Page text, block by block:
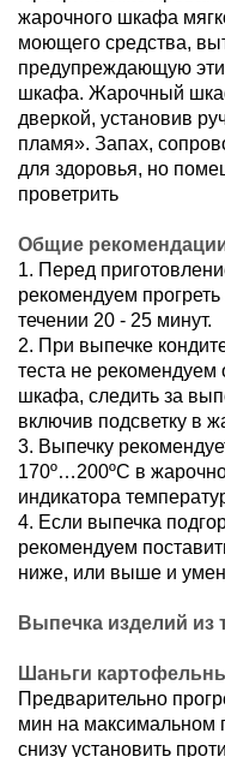
жарочного шкафа
моющего средства,
предупреждающую
шкафа. Жарочный
дверкой, установив
пламя». Запах,
для здоровья, но
проветрить
Общие
1. Перед
рекомендуем
течении 20 - 25 минут.
2. При выпечке
теста не рекомендуем
шкафа, следить за
включив подсветку в
3. Выпечку
170º…200ºС в
индикатора
4. Если выпечка
рекомендуем
ниже, или выше и
Выпечка изделий из
Шаньги
Предварительно
мин на максимальном
снизу установить